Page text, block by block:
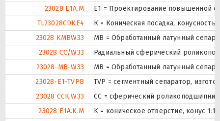
23028 E1A.M
E1 = Проектирование повышенной
TL23028CDKE4
К = Коническая посадка, конусность
23028 KMBW33
MB = Обработанный латунный
23028 CC/W33
Радиальный сферический
23028-MB-W33
MB = Обработанный латунный
23028-E1-TVPB
TVP = сегментный сепаратор,
23028 CCK.W33
CC = сферический
23028 E1A.K.M
K = коническое отверстие, конус